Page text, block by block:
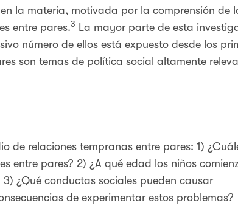
la materia, motivada por la comprensión de
entre pares.3 La mayor parte de esta
número de ellos está expuesto desde los
son temas de política social altamente
de relaciones tempranas entre pares: 1)
entre pares? 2) ¿A qué edad los niños
¿Qué conductas sociales pueden causar
de experimentar estos problemas?